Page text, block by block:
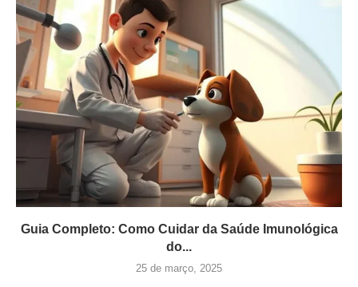
Guia Completo: Como Cuidar da Saúde Imunológica
do...
25 de março, 2025